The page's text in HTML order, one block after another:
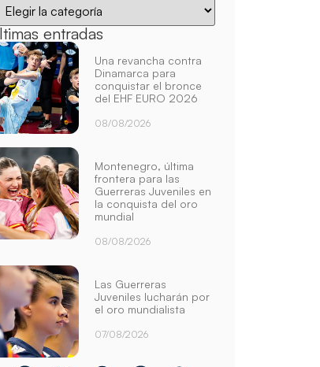
entradas
Una revancha contra
Dinamarca para
conquistar el bronce
del EHF EURO 2026
08/08/2026
Montenegro, última
frontera para las
Guerreras Juveniles en
la conquista del oro
mundial
08/08/2026
Las Guerreras
Juveniles lucharán por
el oro mundialista
07/08/2026